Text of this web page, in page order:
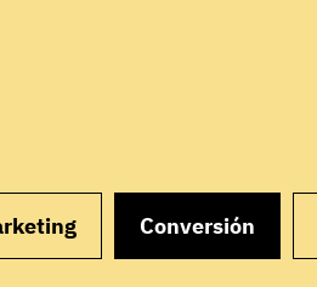
Conversión